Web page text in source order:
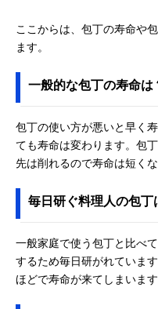
ここからは、包丁の寿命や
ます。
一般的な包丁の寿命は
包丁の使い方が悪いと早く
ても寿命は変わります。包
先は削れるので寿命は短くな
毎日研ぐ料理人の包丁
一般家庭で使う包丁と比べ
するため毎日研がれていま
ほどで寿命が来てしまいます